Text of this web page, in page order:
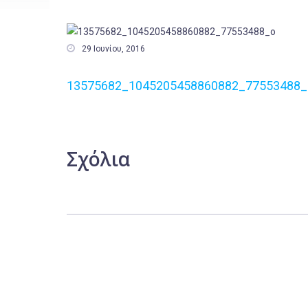
 29 Ιουνίου, 2016
Σχόλια